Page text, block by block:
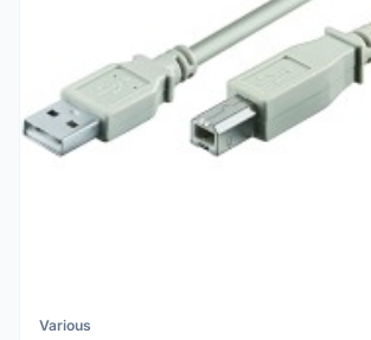
Various